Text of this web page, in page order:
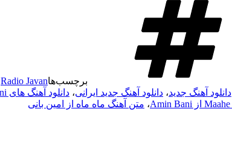
برچسب‌هاRadio Javan
دانلود آهنگ جدید، دانلود آهنگ جدید ایرانی، دانلود آهنگ های Amin Bani
، متن آهنگ ماه ماه از امین بانی